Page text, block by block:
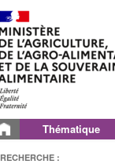
Thématique
RECHERCHE :